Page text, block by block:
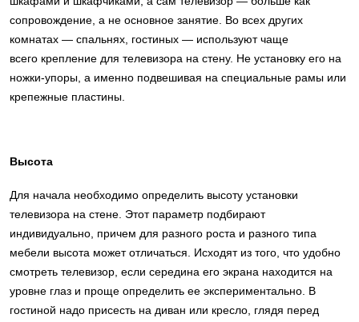
сопровождение, а не основное занятие. Во всех других
комнатах — спальнях, гостиных — используют чаще
всего крепление для телевизора на стену. Не установку его на
ножки-упоры, а именно подвешивая на специальные рамы или
крепежные пластины.
Высота
Для начала необходимо определить высоту установки
телевизора на стене. Этот параметр подбирают
индивидуально, причем для разного роста и разного типа
мебели высота может отличаться. Исходят из того, что удобно
смотреть телевизор, если середина его экрана находится на
уровне глаз и проще определить ее экспериментально. В
гостиной надо присесть на диван или кресло, глядя перед